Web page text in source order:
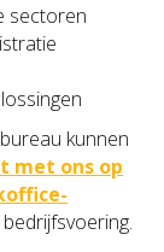
sectoren
kunnen
met ons op